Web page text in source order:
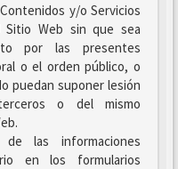
y/o Servicios
Web sin que sea
por las presentes
o el orden público, o
puedan suponer lesión
o del mismo
las informaciones
en los formularios